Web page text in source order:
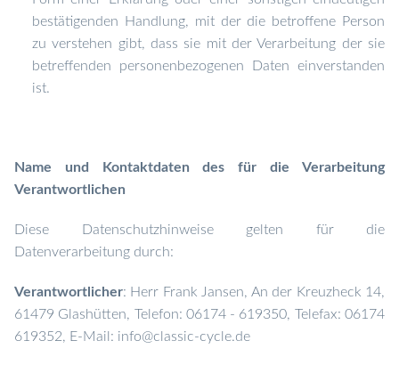
bestätigenden Handlung, mit der die betroffene Person
zu verstehen gibt, dass sie mit der Verarbeitung der sie
betreffenden personenbezogenen Daten einverstanden
ist.
Name und Kontaktdaten des für die Verarbeitung
Verantwortlichen
Diese Datenschutzhinweise gelten für die
Datenverarbeitung durch:
Verantwortlicher: Herr Frank Jansen, An der Kreuzheck 14,
61479 Glashütten, Telefon: 06174 - 619350, Telefax: 06174
619352, E-Mail: info@classic-cycle.de